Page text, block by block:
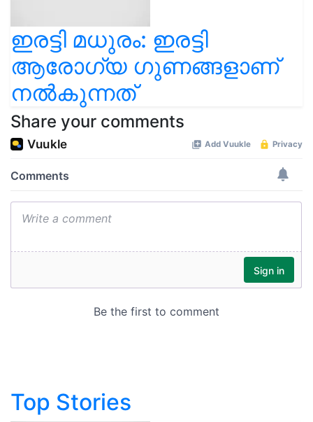
ഇരട്ടി മധുരം: ഇരട്ടി
ആരോഗ്യ ഗുണങ്ങളാണ്
നൽകുന്നത്
Share your comments
Top Stories